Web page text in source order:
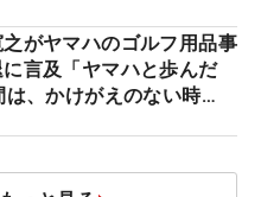
がヤマハのゴルフ用品事
言及「ヤマハと歩んだ
は、かけがえのない時